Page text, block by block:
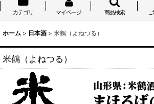
カテゴリ マイページ 商品検索
ホーム > 日本酒 > 米鶴（よねつる）
米鶴（よねつる）